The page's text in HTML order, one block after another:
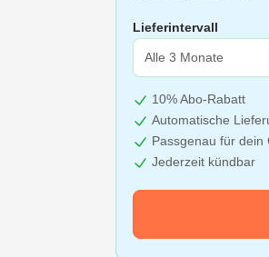
Lieferintervall
10% Abo-Rabatt
Automatische
Passgenau für dein
Jederzeit kündbar